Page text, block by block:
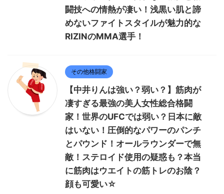
闘技への情熱が凄い！浅黒い肌と諦
めないファイトスタイルが魅力的な
RIZINのMMA選手！
その他格闘家
【中井りんは強い？弱い？】筋肉が
凄すぎる最強の美人女性総合格闘
家！世界のUFCでは弱い？日本に敵
はいない！圧倒的なパワーのパンチ
とパウンド！オールラウンダーで無
敵！ステロイド使用の疑惑も？本当
に筋肉はウエイトの筋トレのお陰？
顔も可愛い☆